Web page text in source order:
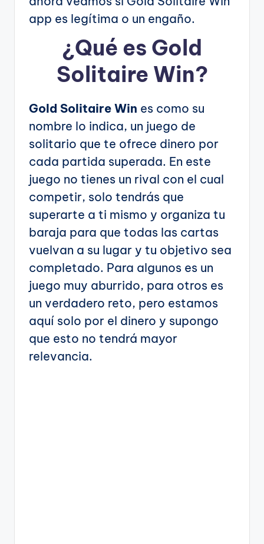
app es legítima o un engaño.
¿Qué es Gold
Solitaire Win?
Gold Solitaire Win es como su
nombre lo indica, un juego de
solitario que te ofrece dinero por
cada partida superada. En este
juego no tienes un rival con el cual
competir, solo tendrás que
superarte a ti mismo y organiza tu
baraja para que todas las cartas
vuelvan a su lugar y tu objetivo sea
completado. Para algunos es un
juego muy aburrido, para otros es
un verdadero reto, pero estamos
aquí solo por el dinero y supongo
que esto no tendrá mayor
relevancia.